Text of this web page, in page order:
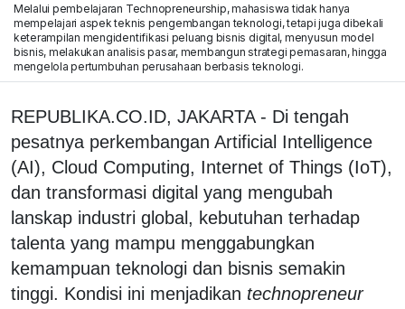
Melalui pembelajaran Technopreneurship, mahasiswa tidak hanya
mempelajari aspek teknis pengembangan teknologi, tetapi juga dibekali
keterampilan mengidentifikasi peluang bisnis digital, menyusun model
bisnis, melakukan analisis pasar, membangun strategi pemasaran, hingga
mengelola pertumbuhan perusahaan berbasis teknologi.
REPUBLIKA.CO.ID, JAKARTA - Di tengah
pesatnya perkembangan Artificial Intelligence
(AI), Cloud Computing, Internet of Things (IoT),
dan transformasi digital yang mengubah
lanskap industri global, kebutuhan terhadap
talenta yang mampu menggabungkan
kemampuan teknologi dan bisnis semakin
tinggi. Kondisi ini menjadikan technopreneur